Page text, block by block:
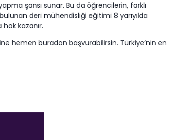
şansı sunar. Bu da öğrencilerin, farklı
deri mühendisliği eğitimi 8 yarıyılda
kazanır.
hemen buradan başvurabilirsin. Türkiye’nin en